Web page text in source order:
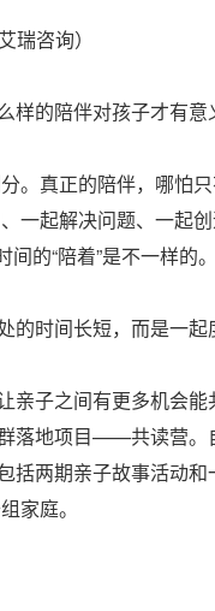
咨询）
的陪伴对孩子才有意
真正的陪伴，哪怕
一起解决问题、一起
的“陪着”是不一样的。
时间长短，而是一起
子之间有更多机会能
落地项目——共读营。
括两期亲子故事活动
家庭。